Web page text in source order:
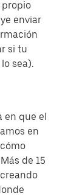
propio
enviar
si tu
sea).
en que el
en
de 15